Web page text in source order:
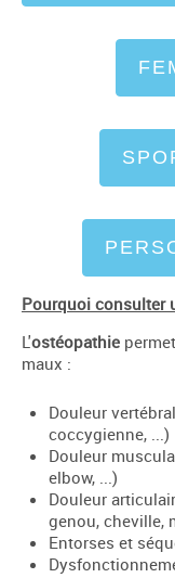
Pourquoi consulter
L'ostéopathie
maux :
Douleur
coccygienne, ...)
Douleur
elbow, ...)
Douleur
genou, cheville,
Entorses et